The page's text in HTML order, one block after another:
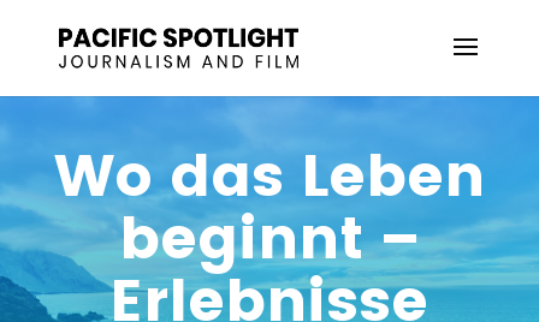
Wo das Leben
beginnt –
Erlebnisse